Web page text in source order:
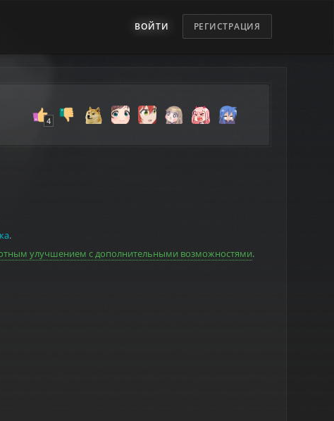
ВОЙТИ РЕГИСТРАЦИЯ
.
улучшением с дополнительными возможностями.